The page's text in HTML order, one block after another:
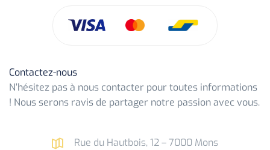
Contactez-nous
N’hésitez pas à nous contacter pour toutes informations
! Nous serons ravis de partager notre passion avec vous.
Rue du Hautbois, 12 – 7000 Mons